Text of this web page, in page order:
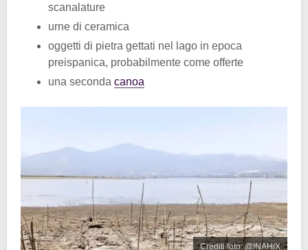
scanalature
urne di ceramica
oggetti di pietra gettati nel lago in epoca
preispanica, probabilmente come offerte
una seconda canoa
Crediti foto: @INAH/X